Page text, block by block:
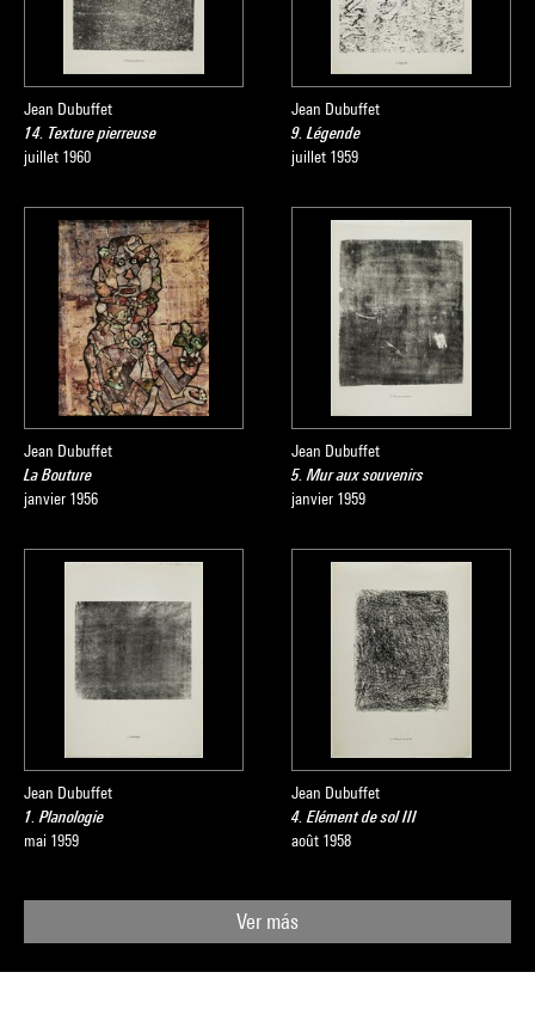
Jean Dubuffet
14. Texture pierreuse
juillet 1960
Jean Dubuffet
9. Légende
juillet 1959
Jean Dubuffet
La Bouture
janvier 1956
Jean Dubuffet
5. Mur aux souvenirs
janvier 1959
Jean Dubuffet
1. Planologie
mai 1959
Jean Dubuffet
4. Elément de sol III
août 1958
Ver más